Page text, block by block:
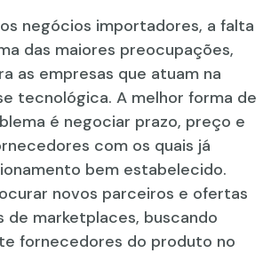
negócios importadores, a falta
das maiores preocupações,
as empresas que atuam na
tecnológica. A melhor forma de
é negociar prazo, preço e
com os quais já
bem estabelecido.
novos parceiros e ofertas
de marketplaces, buscando
fornecedores do produto no